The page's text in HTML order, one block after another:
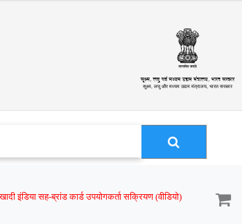
सूक्ष्म, लघु और मध्यम उद्यम मंत्रालय, भारत सरकार